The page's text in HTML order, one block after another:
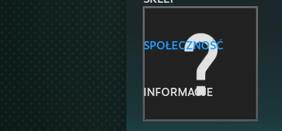
SPOŁECZNOŚĆ
INFORMACJE